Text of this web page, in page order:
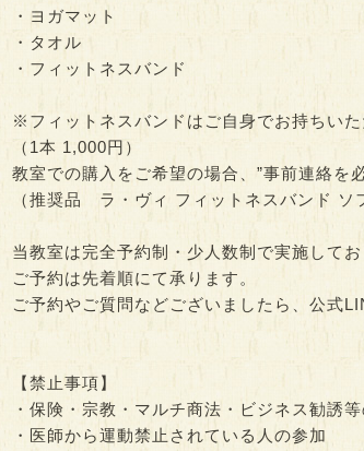
・ヨガマット
・タオル
・フィットネスバンド
※フィットネスバンドはご自身でお持ちい
（1本 1,000円）
教室での購入をご希望の場合、”事前連絡を
（推奨品 ラ・ヴィ フィットネスバンド ソ
当教室は完全予約制・少人数制で実施してお
ご予約は先着順にて承ります。
ご予約やご質問などございましたら、公式
【禁止事項】
・保険・宗教・マルチ商法・ビジネス勧誘
・医師から運動禁止されている人の参加